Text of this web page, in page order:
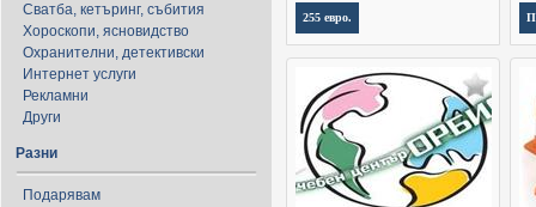
Сватба, кетъринг, събития
Хороскопи, ясновидство
Охранителни, детективски
Интернет услуги
Рекламни
Други
Разни
Подарявам
255 евро.